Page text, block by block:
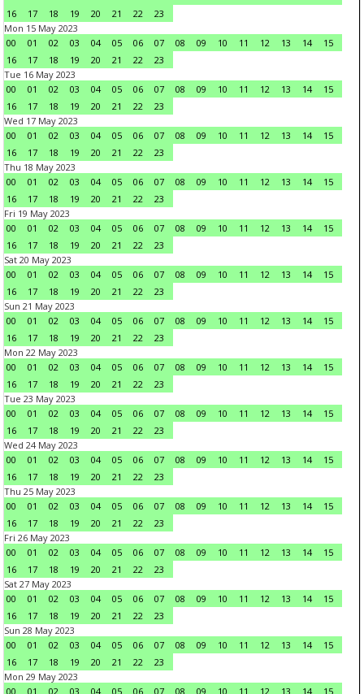
16
17 18 19 20 21 22
23
Mon 15 May 2023
00
01 02 03 04 05 06 07 08 09 10 11 12 13 14
15
16
17 18 19 20 21 22
23
Tue 16 May 2023
00
01 02 03 04 05 06 07 08 09 10 11 12 13 14
15
16
17 18 19 20 21 22
23
Wed 17 May 2023
00
01 02 03 04 05 06 07 08 09 10 11 12 13 14
15
16
17 18 19 20 21 22
23
Thu 18 May 2023
00
01 02 03 04 05 06 07 08 09 10 11 12 13 14
15
16
17 18 19 20 21 22
23
Fri 19 May 2023
00
01 02 03 04 05 06 07 08 09 10 11 12 13 14
15
16
17 18 19 20 21 22
23
Sat 20 May 2023
00
01 02 03 04 05 06 07 08 09 10 11 12 13 14
15
16
17 18 19 20 21 22
23
Sun 21 May 2023
00
01 02 03 04 05 06 07 08 09 10 11 12 13 14
15
16
17 18 19 20 21 22
23
Mon 22 May 2023
00
01 02 03 04 05 06 07 08 09 10 11 12 13 14
15
16
17 18 19 20 21 22
23
Tue 23 May 2023
00
01 02 03 04 05 06 07 08 09 10 11 12 13 14
15
16
17 18 19 20 21 22
23
Wed 24 May 2023
00
01 02 03 04 05 06 07 08 09 10 11 12 13 14
15
16
17 18 19 20 21 22
23
Thu 25 May 2023
00
01 02 03 04 05 06 07 08 09 10 11 12 13 14
15
16
17 18 19 20 21 22
23
Fri 26 May 2023
00
01 02 03 04 05 06 07 08 09 10 11 12 13 14
15
16
17 18 19 20 21 22
23
Sat 27 May 2023
00
01 02 03 04 05 06 07 08 09 10 11 12 13 14
15
16
17 18 19 20 21 22
23
Sun 28 May 2023
00
01 02 03 04 05 06 07 08 09 10 11 12 13 14
15
16
17 18 19 20 21 22
23
Mon 29 May 2023
00
01 02 03 04 05 06 07 08 09 10 11 12 13 14
15